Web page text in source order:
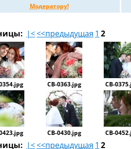
Модератору!
|<<<предыдущая 1 2
СВ-0363.jpg СВ-
СВ-0430.jpg СВ-
|<<<предыдущая 1 2